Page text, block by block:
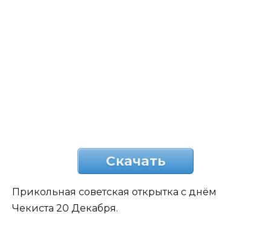
Скачать
Прикольная советская открытка с днём
Чекиста 20 Декабря.